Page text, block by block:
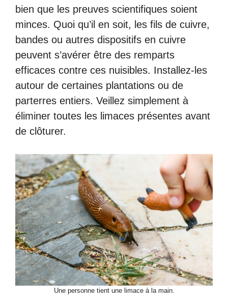
bien que les preuves scientifiques soient
minces. Quoi qu’il en soit, les fils de cuivre,
bandes ou autres dispositifs en cuivre
peuvent s’avérer être des remparts
efficaces contre ces nuisibles. Installez-les
autour de certaines plantations ou de
parterres entiers. Veillez simplement à
éliminer toutes les limaces présentes avant
de clôturer.
Une personne tient une limace à la main.